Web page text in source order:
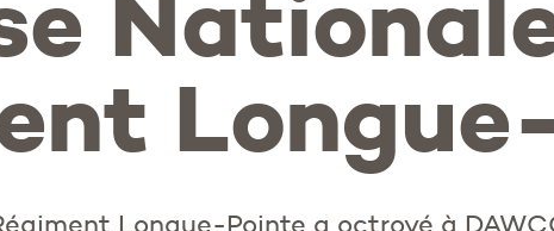
Longue-Pointe a octroyé à